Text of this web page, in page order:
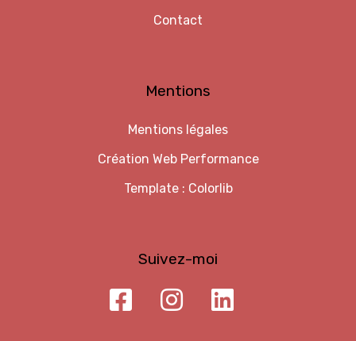
Contact
Mentions
Mentions légales
Création Web Performance
Template : Colorlib
Suivez-moi